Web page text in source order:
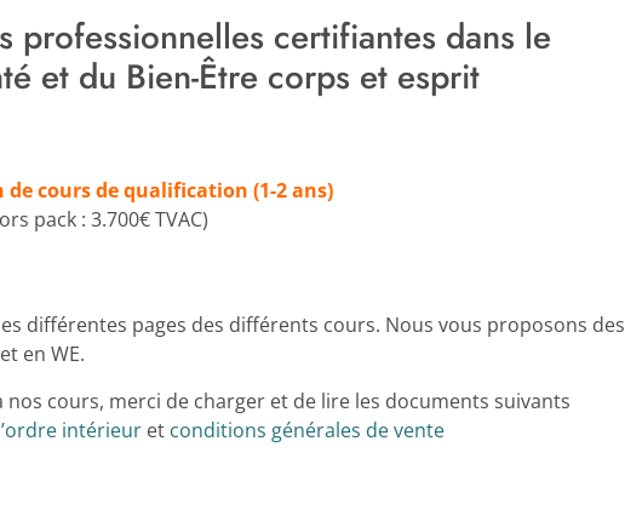
professionnelles certifiantes dans le
et du Bien-Être corps et esprit
de cours de qualification (1-2 ans)
pack : 3.700€ TVAC)
différentes pages des différents cours. Nous vous proposons des
en WE.
nos cours, merci de charger et de lire les documents suivants
intérieur et conditions générales de vente